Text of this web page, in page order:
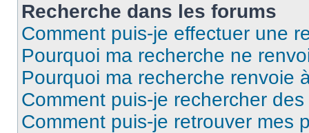
Recherche dans les forums
Comment puis-je effectuer une
Pourquoi ma recherche ne
Pourquoi ma recherche renvoie
Comment puis-je rechercher
Comment puis-je retrouver mes